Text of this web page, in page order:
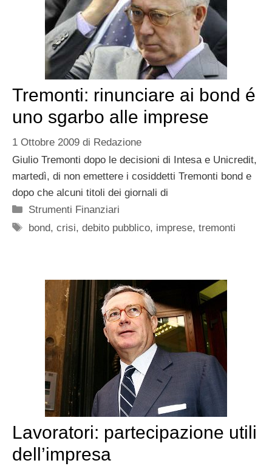
Tremonti: rinunciare ai bond é
uno sgarbo alle imprese
1 Ottobre 2009 di Redazione
Giulio Tremonti dopo le decisioni di Intesa e Unicredit,
martedì, di non emettere i cosiddetti Tremonti bond e
dopo che alcuni titoli dei giornali di
Categorie
Strumenti Finanziari
Tag
bond,crisi,debito pubblico, imprese,tremonti
Lavoratori: partecipazione utili
dell’impresa